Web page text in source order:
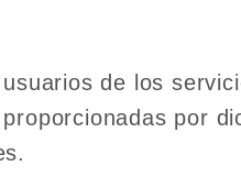
de los
por